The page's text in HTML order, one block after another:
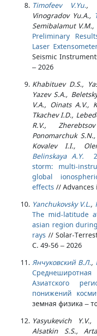
Timofeev V.Yu.,
Vinogradov Yu.A.,
Semibalamut V.M.,
Preliminary
Laser
Seismic
– 2026
Khabituev D.S.,
Yazev S.A.,
V.A., Oinats A.V.,
Tkachev I.D.,
R.V.,
Ponomarchuk
Kovalev I.I.,
Belinskaya A.Y.
storm: multi-
global
effects // Advances
Yanchukovsky V.L.,
The mid-latitude
asian region
rays // Solar-
С. 49-56 – 2026
Янчуковский В.Л.,
Азиатского
понижений
земная физика –
Yasyukevich
Alsatkin S.S.,